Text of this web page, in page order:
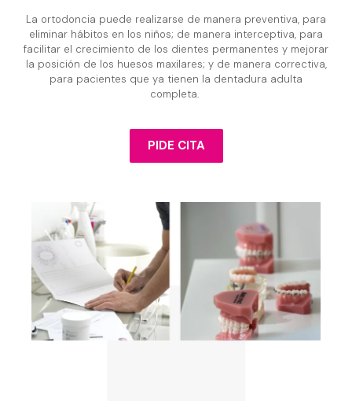
La ortodoncia puede realizarse de manera preventiva, para
eliminar hábitos en los niños; de manera interceptiva, para
facilitar el crecimiento de los dientes permanentes y mejorar
la posición de los huesos maxilares; y de manera correctiva,
para pacientes que ya tienen la dentadura adulta
completa.
PIDE CITA